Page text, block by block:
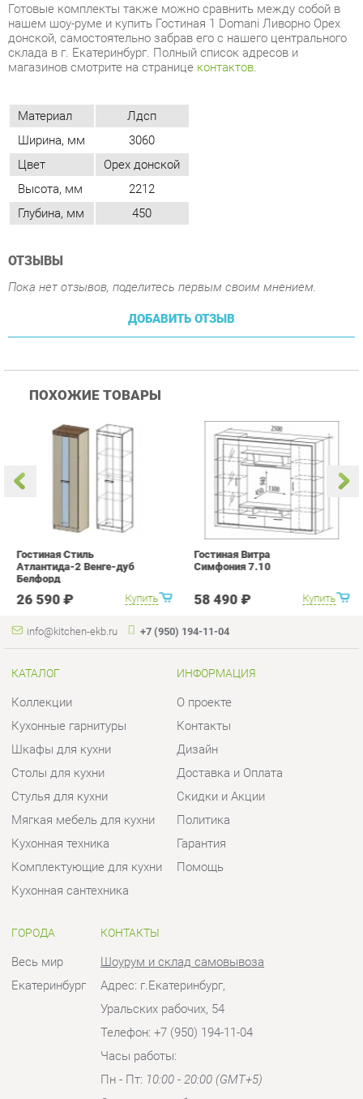
Материал Лдсп
Ширина, мм
3060
Высота, мм
2212
Глубина, мм
450
ОТЗЫВЫ
Пока нет отзывов, поделитесь первым своим мнением.
Купить
Гостиная Стиль
Атлантида-2 Венге-дуб
Белфорд
Купить
Гостиная Витра
Симфония 7.10
58 490 ₽
info@kitchen-ekb.ru
КАТАЛОГ
Коллекции
Кухонные гарнитуры
Шкафы для кухни
Столы для кухни
Комплектующие для кухни
Кухонная сантехника
ИНФОРМАЦИЯ
О проекте
Контакты
Дизайн
Доставка и Оплата
Помощь
ГОРОДА
Весь мир
Екатеринбург
КОНТАКТЫ
Шоурум и склад самовывоза
Адрес: г.Екатеринбург,
Уральских рабочих, 54
Часы работы:
Пн - Пт:10:00 - 20:00 (GMT+5)
Отправить сообщение
© 2009-2026 Кухни Екатеринбург